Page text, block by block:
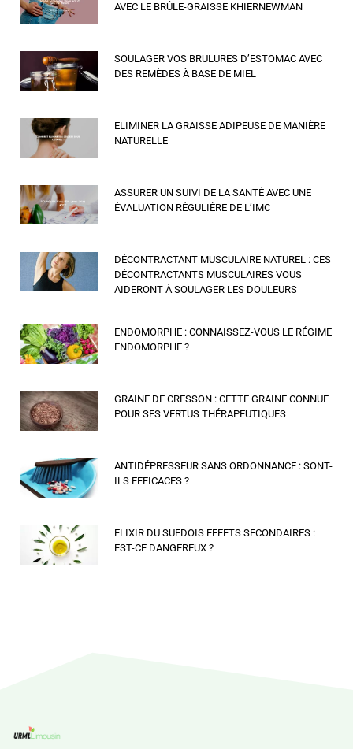
AVEC LE BRÛLE-GRAISSE KHIERNEWMAN
SOULAGER VOS BRULURES D’ESTOMAC AVEC
DES REMÈDES À BASE DE MIEL
ELIMINER LA GRAISSE ADIPEUSE DE MANIÈRE
NATURELLE
ASSURER UN SUIVI DE LA SANTÉ AVEC UNE
ÉVALUATION RÉGULIÈRE DE L’IMC
DÉCONTRACTANT MUSCULAIRE NATUREL : CES
DÉCONTRACTANTS MUSCULAIRES VOUS
AIDERONT À SOULAGER LES DOULEURS
ENDOMORPHE : CONNAISSEZ-VOUS LE RÉGIME
ENDOMORPHE ?
GRAINE DE CRESSON : CETTE GRAINE CONNUE
POUR SES VERTUS THÉRAPEUTIQUES
ANTIDÉPRESSEUR SANS ORDONNANCE : SONT-
ILS EFFICACES ?
ELIXIR DU SUEDOIS EFFETS SECONDAIRES :
EST-CE DANGEREUX ?